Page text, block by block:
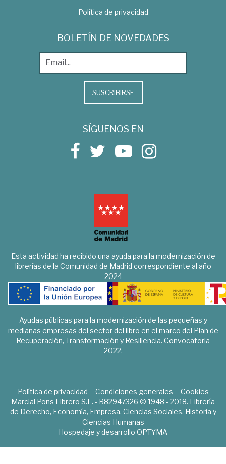
Política de privacidad
BOLETÍN DE NOVEDADES
SUSCRIBIRSE
SÍGUENOS EN
Esta actividad ha recibido una ayuda para la modernización de
librerías de la Comunidad de Madrid correspondiente al año
2024
Ayudas públicas para la modernización de las pequeñas y
medianas empresas del sector del libro en el marco del Plan de
Recuperación, Transformación y Resiliencia. Convocatoria
2022.
Política de privacidad Condiciones generales
Cookies
Marcial Pons Librero S.L. - B82947326 © 1948 - 2018. Librería
de Derecho, Economía, Empresa, Ciencias Sociales, Historia y
Ciencias Humanas
Hospedaje y desarrollo OPTYMA